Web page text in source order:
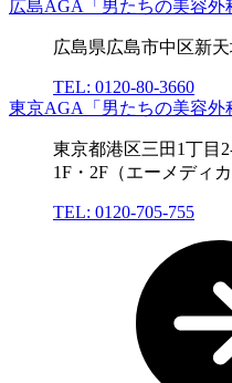
広島AGA「男たちの美容外
広島県広島市中区新
TEL: 0120-80-3660
東京AGA「男たちの美容外
東京都港区三田1丁目
1F・2F（エーメディ
TEL: 0120-705-755